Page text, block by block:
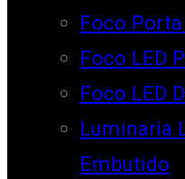
Foco Porta
Foco LED
Foco LED
Luminaria
Embutido